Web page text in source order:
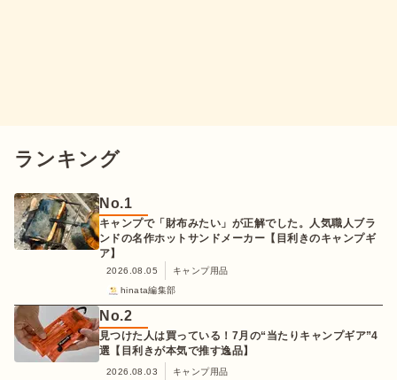
ランキング
No.1
キャンプで「財布みたい」が正解でした。人気職人ブラ
ンドの名作ホットサンドメーカー【目利きのキャンプギ
ア】
2026.08.05
キャンプ用品
hinata編集部
No.2
見つけた人は買っている！7月の“当たりキャンプギア”4
選【目利きが本気で推す逸品】
2026.08.03
キャンプ用品